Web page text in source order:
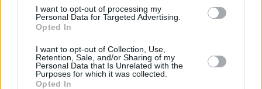
I want to opt-out of processing my
Personal Data for Targeted Advertising.
Opted In
I want to opt-out of Collection, Use,
Retention, Sale, and/or Sharing of my
Personal Data that Is Unrelated with the
Purposes for which it was collected.
Opted In
(17/2)....
καλύτερος Ευρωπαίος παίκτης
του 2016
24/JAN/17 13:39